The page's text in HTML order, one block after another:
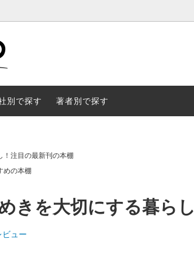
別で探す 著者別で探す
！注目の最新刊の本棚
めの本棚
きを大切にする暮らし
ビュー